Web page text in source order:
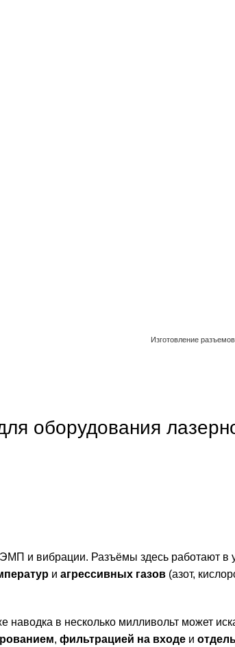
Изготовление
оборудования
и вибрации. Разъёмы здесь работают в
и агрессивных газов (азот,
наводка в несколько милливольт может
, фильтрацией на входе и